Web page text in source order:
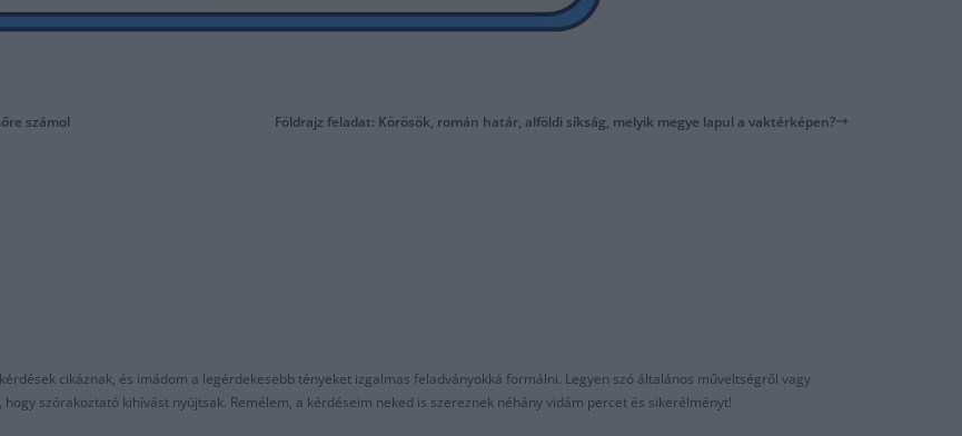
számol Földrajz feladat: Körösök, román határ, alföldi síkság, melyik megye lapul a vaktérképen?
cikáznak, és imádom a legérdekesebb tényeket izgalmas feladványokká formálni. Legyen szó általános műveltségről vagy
szórakoztató kihívást nyújtsak. Remélem, a kérdéseim neked is szereznek néhány vidám percet és sikerélményt!